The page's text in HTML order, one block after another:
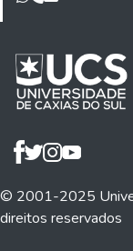
© 2001-2025
direitos reservados